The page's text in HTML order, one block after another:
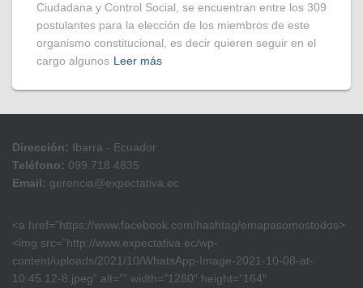
Ciudadana y Control Social, se encuentran entre los 309
postulantes para la elección de los miembros de este
organismo constitucional, es decir quieren seguir en el
cargo algunos Leer más
Dirección: Ibarra - Ecuador
Teléfono: 099 718 4835
Email: gerencia@expectativa.ec
<a href=”https://www.facebook.com/hashtag/emapasomostodos>
<img src=”http://www.expectativa.ec/wp-
content/uploads/2021/10/WhatsApp-Image-2021-10-08-at-
10.45.12-8.jpeg” alt=”” width=”1280″ height=”164″